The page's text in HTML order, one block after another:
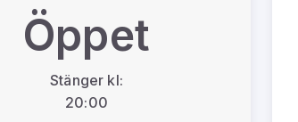
Öppet
Stänger kl:
20:00